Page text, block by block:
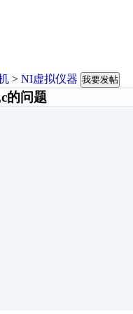
> NI虚拟仪器 我要发帖
的问题